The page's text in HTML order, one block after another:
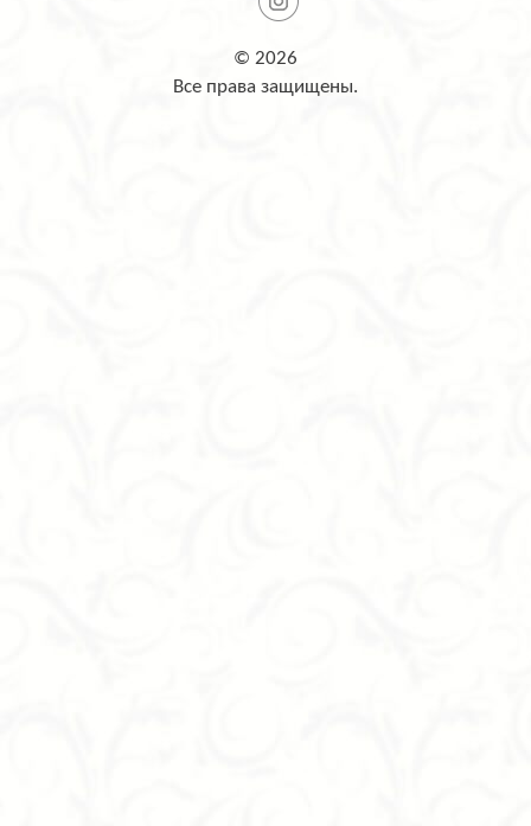
© 2026
Все права защищены.